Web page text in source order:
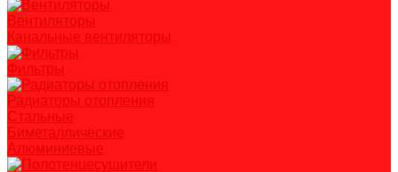
Вентиляторы
Канальные вентиляторы
Фильтры
Радиаторы отопления
Стальные
Биметаллические
Алюминиевые